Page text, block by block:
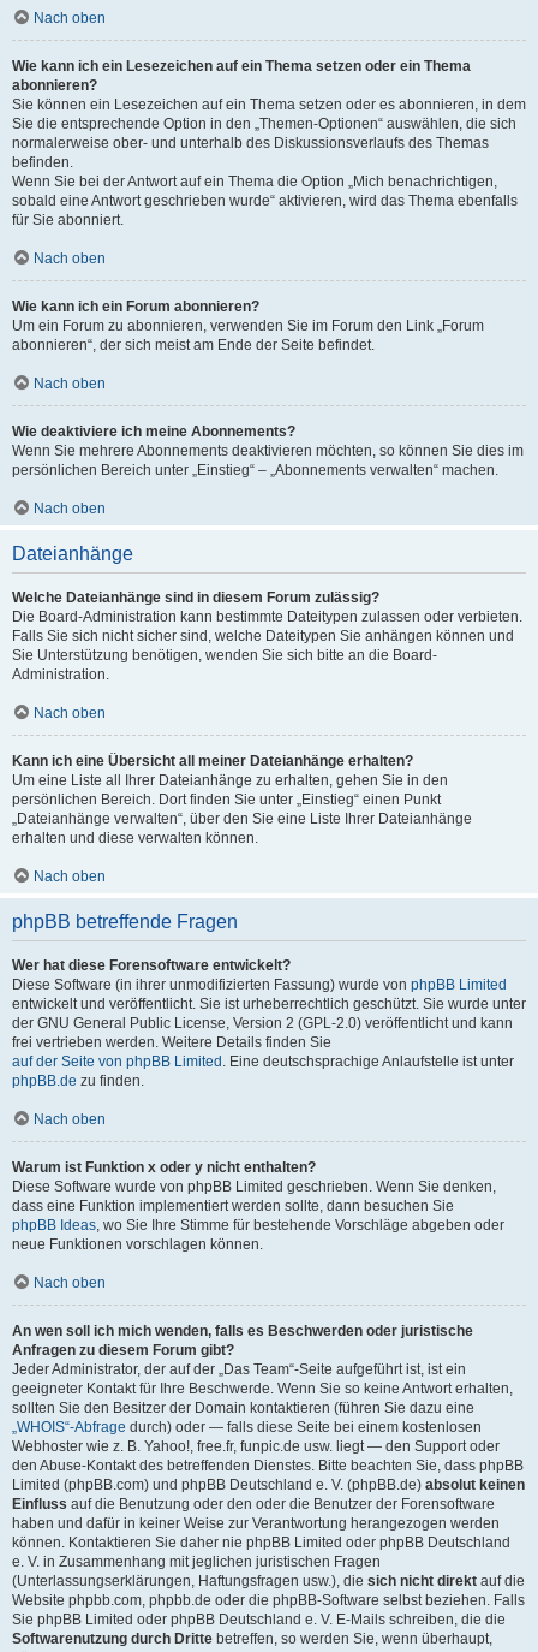
Nach oben
Wie kann ich ein Lesezeichen auf ein Thema setzen oder ein Thema
abonnieren?
Sie können ein Lesezeichen auf ein Thema setzen oder es abonnieren, in dem
Sie die entsprechende Option in den „Themen-Optionen“ auswählen, die sich
normalerweise ober- und unterhalb des Diskussionsverlaufs des Themas
befinden.
Wenn Sie bei der Antwort auf ein Thema die Option „Mich benachrichtigen,
sobald eine Antwort geschrieben wurde“ aktivieren, wird das Thema ebenfalls
für Sie abonniert.
Nach oben
Wie kann ich ein Forum abonnieren?
Um ein Forum zu abonnieren, verwenden Sie im Forum den Link „Forum
abonnieren“, der sich meist am Ende der Seite befindet.
Nach oben
Wie deaktiviere ich meine Abonnements?
Wenn Sie mehrere Abonnements deaktivieren möchten, so können Sie dies im
persönlichen Bereich unter „Einstieg“ – „Abonnements verwalten“ machen.
Nach oben
Dateianhänge
Welche Dateianhänge sind in diesem Forum zulässig?
Die Board-Administration kann bestimmte Dateitypen zulassen oder verbieten.
Falls Sie sich nicht sicher sind, welche Dateitypen Sie anhängen können und
Sie Unterstützung benötigen, wenden Sie sich bitte an die Board-
Administration.
Nach oben
Kann ich eine Übersicht all meiner Dateianhänge erhalten?
Um eine Liste all Ihrer Dateianhänge zu erhalten, gehen Sie in den
persönlichen Bereich. Dort finden Sie unter „Einstieg“ einen Punkt
„Dateianhänge verwalten“, über den Sie eine Liste Ihrer Dateianhänge
erhalten und diese verwalten können.
Nach oben
phpBB betreffende Fragen
Wer hat diese Forensoftware entwickelt?
Diese Software (in ihrer unmodifizierten Fassung) wurde von phpBB Limited
entwickelt und veröffentlicht. Sie ist urheberrechtlich geschützt. Sie wurde unter
der GNU General Public License, Version 2 (GPL-2.0) veröffentlicht und kann
frei vertrieben werden. Weitere Details finden Sie
auf der Seite von phpBB Limited . Eine deutschsprachige Anlaufstelle ist unter
phpBB.de zu finden.
Nach oben
Warum ist Funktion x oder y nicht enthalten?
Diese Software wurde von phpBB Limited geschrieben. Wenn Sie denken,
dass eine Funktion implementiert werden sollte, dann besuchen Sie
phpBB Ideas, wo Sie Ihre Stimme für bestehende Vorschläge abgeben oder
neue Funktionen vorschlagen können.
Nach oben
An wen soll ich mich wenden, falls es Beschwerden oder juristische
Anfragen zu diesem Forum gibt?
Jeder Administrator, der auf der „Das Team“-Seite aufgeführt ist, ist ein
geeigneter Kontakt für Ihre Beschwerde. Wenn Sie so keine Antwort erhalten,
sollten Sie den Besitzer der Domain kontaktieren (führen Sie dazu eine
„WHOIS“-Abfrage durch) oder — falls diese Seite bei einem kostenlosen
Webhoster wie z. B. Yahoo!, free.fr, funpic.de usw. liegt — den Support oder
den Abuse-Kontakt des betreffenden Dienstes. Bitte beachten Sie, dass phpBB
Limited (phpBB.com) und phpBB Deutschland e. V. (phpBB.de) absolut keinen
Einfluss auf die Benutzung oder den oder die Benutzer der Forensoftware
haben und dafür in keiner Weise zur Verantwortung herangezogen werden
können. Kontaktieren Sie daher nie phpBB Limited oder phpBB Deutschland
e. V. in Zusammenhang mit jeglichen juristischen Fragen
(Unterlassungserklärungen, Haftungsfragen usw.), die sich nicht direkt auf die
Website phpbb.com, phpbb.de oder die phpBB-Software selbst beziehen. Falls
Sie phpBB Limited oder phpBB Deutschland e. V. E-Mails schreiben, die die
Softwarenutzung durch Dritte betreffen, so werden Sie, wenn überhaupt,